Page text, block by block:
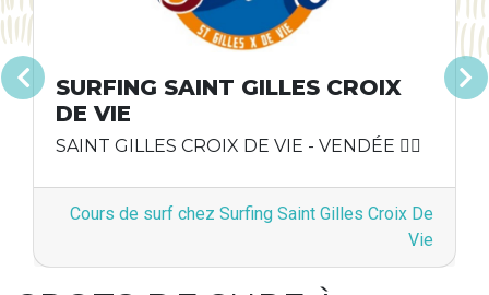
SURFING SAINT GILLES CROIX
DE VIE
SAINT GILLES CROIX DE VIE - VENDÉE 🏄‍♀️
Cours de surf chez Surfing Saint Gilles Croix De
Vie
Précédent